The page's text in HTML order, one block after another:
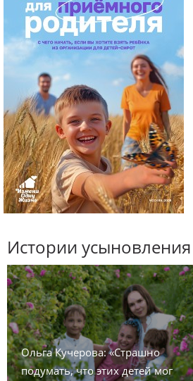
Истории усыновления
Ольга Кучерова: «Страшно
подумать, что этих детей мог